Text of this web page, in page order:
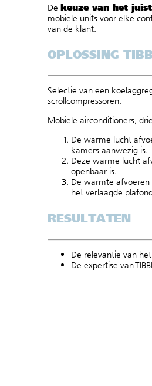
De keuze van het
mobiele units voor elke
van de klant.
OPLOSSING
Selectie van een
scrollcompressoren.
Mobiele airconditioners, d
De warme lucht
kamers aanwezig is.
Deze warme lucht
openbaar is.
De warmte afvoeren
het verlaagde
RESULTATEN
De relevantie van
De expertise van